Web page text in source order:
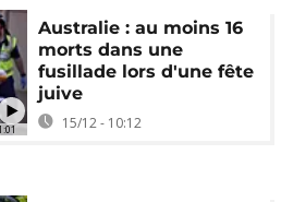
Australie : au moins 16
morts dans une
fusillade lors d'une fête
juive
15/12 - 10:12